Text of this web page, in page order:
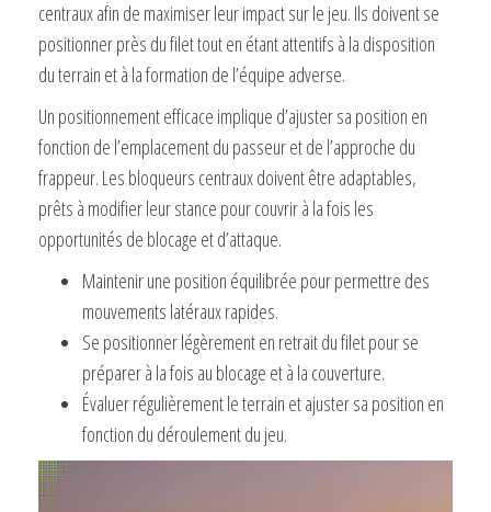
centraux afin de maximiser leur impact sur le jeu. Ils doivent se
positionner près du filet tout en étant attentifs à la disposition
du terrain et à la formation de l’équipe adverse.
Un positionnement efficace implique d’ajuster sa position en
fonction de l’emplacement du passeur et de l’approche du
frappeur. Les bloqueurs centraux doivent être adaptables,
prêts à modifier leur stance pour couvrir à la fois les
opportunités de blocage et d’attaque.
Maintenir une position équilibrée pour permettre des
mouvements latéraux rapides.
Se positionner légèrement en retrait du filet pour se
préparer à la fois au blocage et à la couverture.
Évaluer régulièrement le terrain et ajuster sa position en
fonction du déroulement du jeu.